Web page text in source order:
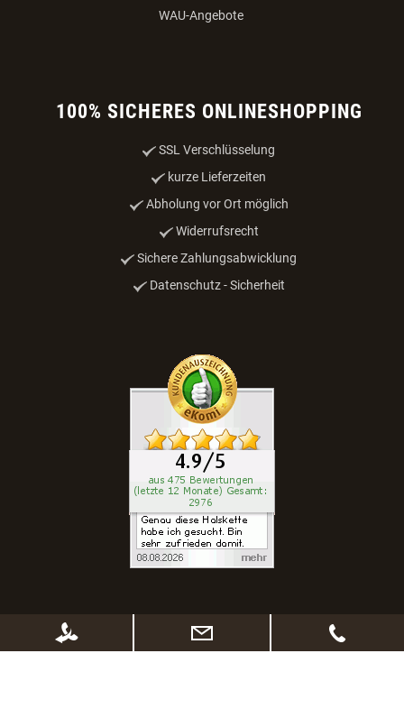
WAU-Angebote
100% SICHERES ONLINESHOPPING
SSL Verschlüsselung
kurze Lieferzeiten
Abholung vor Ort möglich
Widerrufsrecht
Sichere Zahlungsabwicklung
Datenschutz - Sicherheit